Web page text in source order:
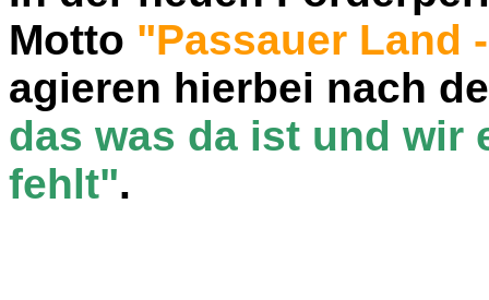
Motto "Passauer Land
agieren hierbei nach
das was da ist und wir
fehlt".